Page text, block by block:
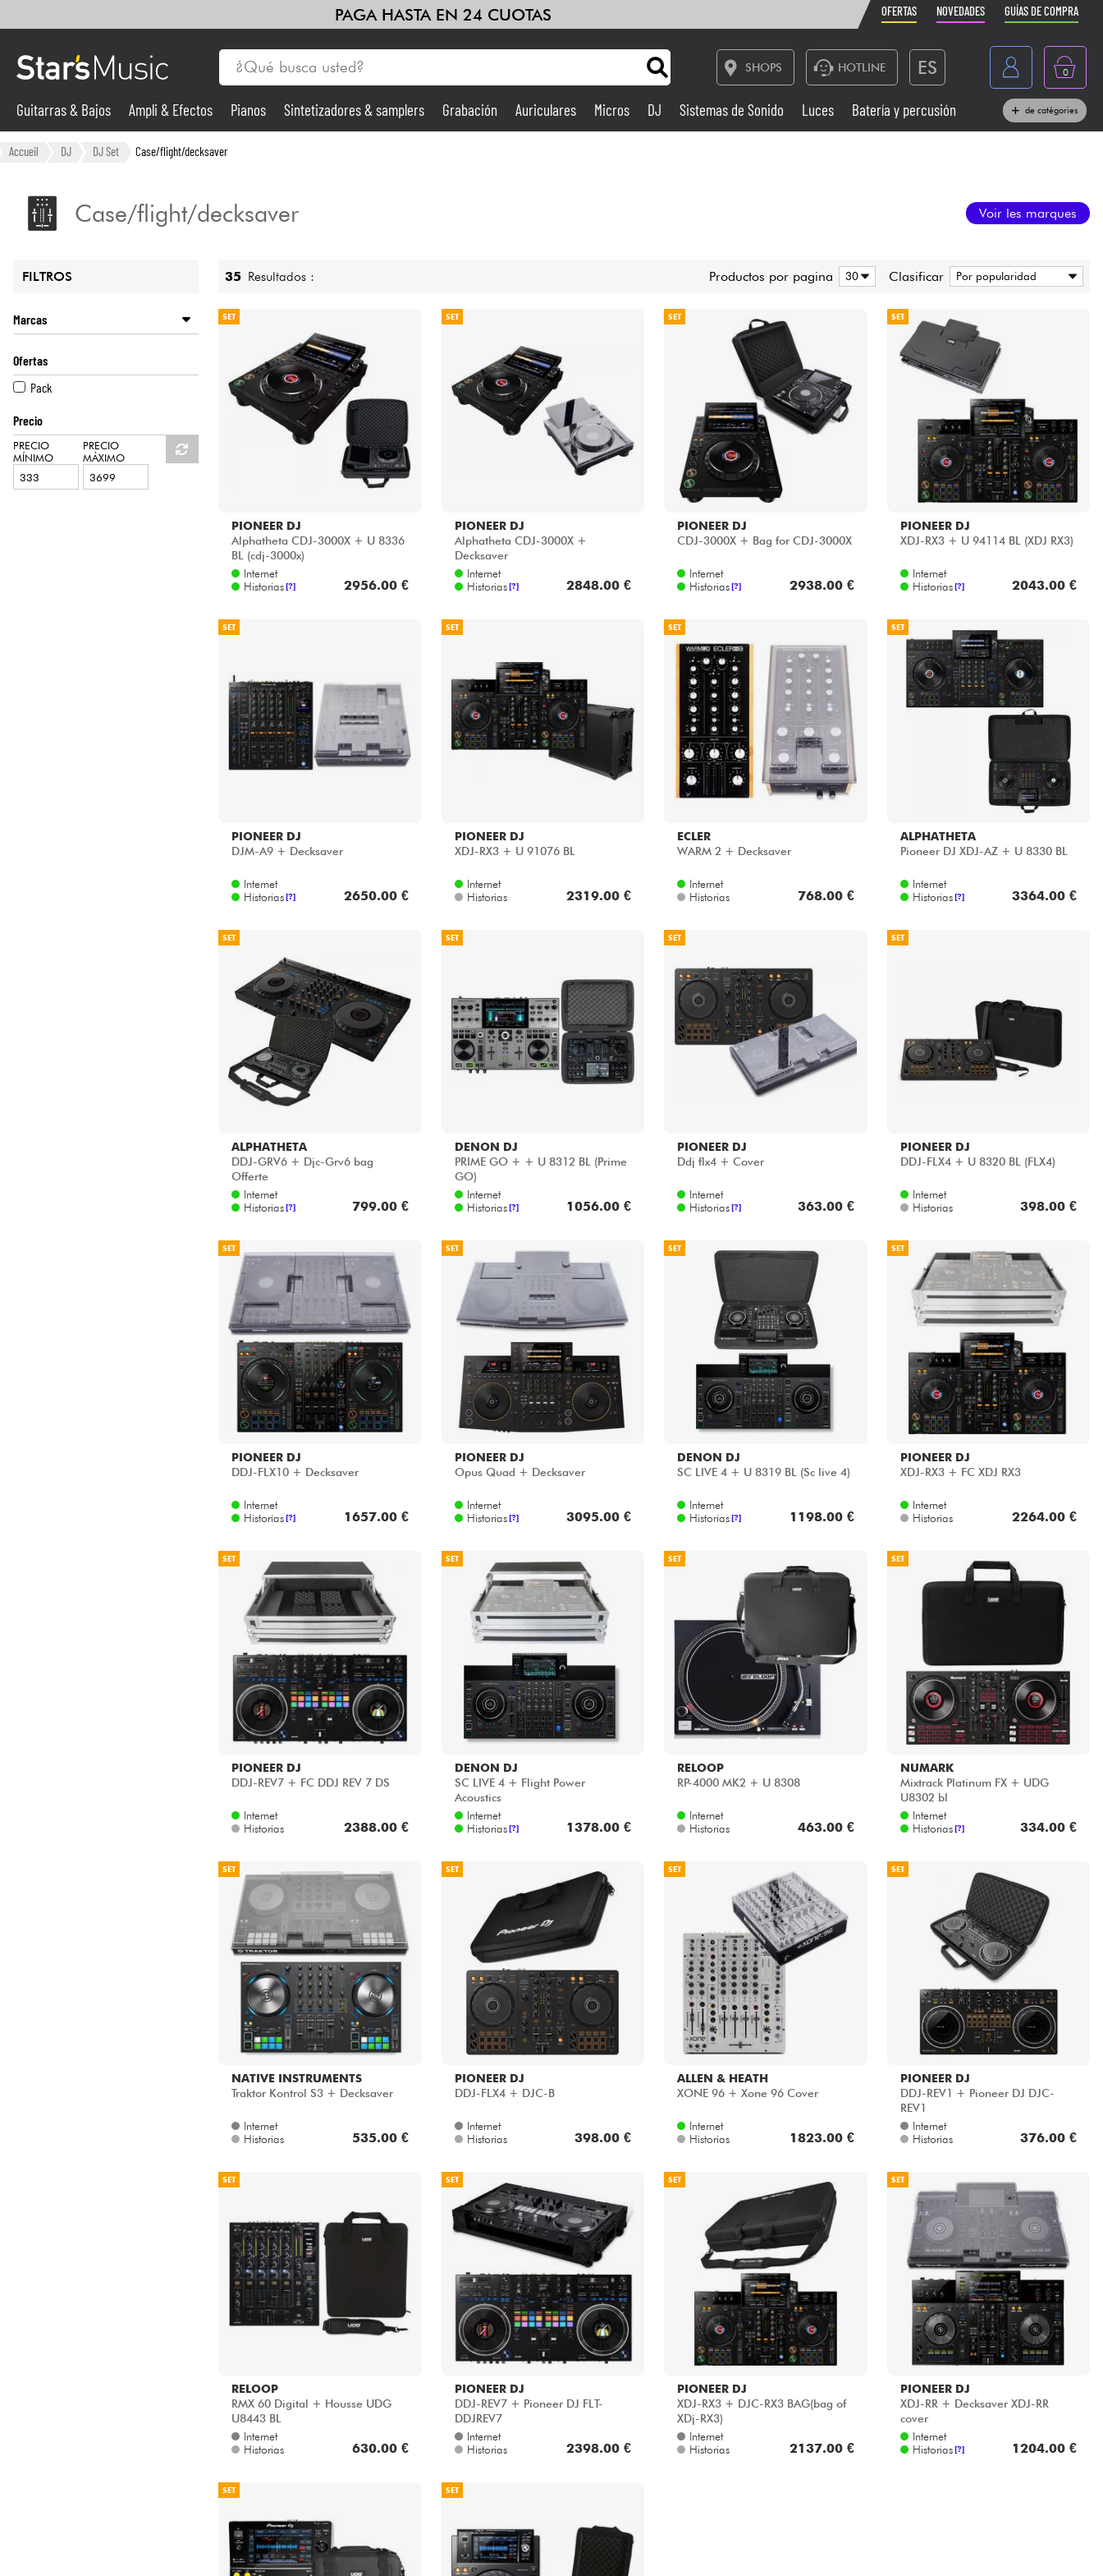
PAGA HASTA EN 24 CUOTAS OFERTAS NOVEDADES GUÍAS DE COMPRA
SHOPS HOTLINE ES
France
Belgique
0
Guitarras & Bajos
Luces Vientos
Violines y cuarteto Niños Cables & Acces.
HiFi Bundle
Ver nuestras marcas
Guitarras & Bajos Ampli & Efectos Pianos Sintetizadores & samplers Grabación Auriculares Micros DJ Sistemas de Sonido Luces Batería y percusión de catégories
Accueil DJ DJ Set Case/flight/decksaver
Case/flight/decksaver Voir les marques
FILTROS
Marcas
ALPHATHETA
DENON DJ
NATIVE INSTRUMENTS
NUMARK
PIONEER DJ
RELOOP
Ofertas
Pack
Precio
PRECIO
MÍNIMO
PRECIO
MÁXIMO
35 Resultados : Productos por pagina Clasificar
SET
PIONEER DJ
Alphatheta CDJ-3000X + U 8336
BL (cdj-3000x)
Internet
Historias [?] 2956.00 €
SET
PIONEER DJ
Alphatheta CDJ-3000X +
Decksaver
Internet
Historias [?] 2848.00 €
SET
PIONEER DJ
CDJ-3000X + Bag for CDJ-3000X
Internet
Historias [?] 2938.00 €
SET
PIONEER DJ
XDJ-RX3 + U 94114 BL (XDJ RX3)
Internet
Historias [?] 2043.00 €
SET
PIONEER DJ
DJM-A9 + Decksaver
Internet
Historias [?] 2650.00 €
SET
PIONEER DJ
XDJ-RX3 + U 91076 BL
Internet
Historias
2319.00 €
SET
ECLER
WARM 2 + Decksaver
Internet
Historias
768.00 €
SET
ALPHATHETA
Pioneer DJ XDJ-AZ + U 8330 BL
Internet
Historias [?] 3364.00 €
SET
ALPHATHETA
DDJ-GRV6 + Djc-Grv6 bag
Offerte
Internet
Historias [?] 799.00 €
SET
DENON DJ
PRIME GO + + U 8312 BL (Prime
GO)
Internet
Historias [?] 1056.00 €
SET
PIONEER DJ
Ddj flx4 + Cover
Internet
Historias [?] 363.00 €
SET
PIONEER DJ
DDJ-FLX4 + U 8320 BL (FLX4)
Internet
Historias
398.00 €
SET
PIONEER DJ
DDJ-FLX10 + Decksaver
Internet
Historias [?] 1657.00 €
SET
PIONEER DJ
Opus Quad + Decksaver
Internet
Historias [?] 3095.00 €
SET
DENON DJ
SC LIVE 4 + U 8319 BL (Sc live 4)
Internet
Historias [?] 1198.00 €
SET
PIONEER DJ
XDJ-RX3 + FC XDJ RX3
Internet
Historias
2264.00 €
SET
PIONEER DJ
DDJ-REV7 + FC DDJ REV 7 DS
Internet
Historias
2388.00 €
SET
DENON DJ
SC LIVE 4 + Flight Power
Acoustics
Internet
Historias [?] 1378.00 €
SET
RELOOP
RP-4000 MK2 + U 8308
Internet
Historias
463.00 €
SET
NUMARK
Mixtrack Platinum FX + UDG
U8302 bl
Internet
Historias [?] 334.00 €
SET
NATIVE INSTRUMENTS
Traktor Kontrol S3 + Decksaver
Internet
Historias
535.00 €
SET
PIONEER DJ
DDJ-FLX4 + DJC-B
Internet
Historias
398.00 €
SET
ALLEN & HEATH
XONE 96 + Xone 96 Cover
Internet
Historias
1823.00 €
SET
PIONEER DJ
DDJ-REV1 + Pioneer DJ DJC-
REV1
Internet
Historias
376.00 €
SET
RELOOP
RMX 60 Digital + Housse UDG
U8443 BL
Internet
Historias
630.00 €
SET
PIONEER DJ
DDJ-REV7 + Pioneer DJ FLT-
DDJREV7
Internet
Historias
2398.00 €
SET
PIONEER DJ
XDJ-RX3 + DJC-RX3 BAG(bag of
XDj-RX3)
Internet
Historias
2137.00 €
SET
PIONEER DJ
XDJ-RR + Decksaver XDJ-RR
cover
Internet
Historias [?] 1204.00 €
SET SET